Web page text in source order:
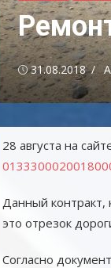
Опубликовано
31.08.2018
28 августа на
Данный контракт,
это отрезок
Согласно